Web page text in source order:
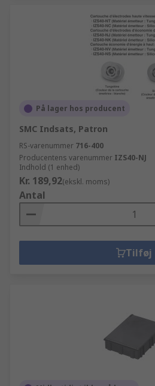
På lager hos producent
SMC Indsats, Patron
RS-varenummer 716-400
Producentens varenummer IZS40-NJ
Indhold (1 enhed)
Kr. 189,92(ekskl. moms)
Antal
Tilføj